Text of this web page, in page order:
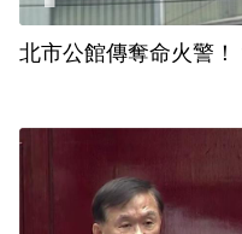
北市公館傳奪命火警